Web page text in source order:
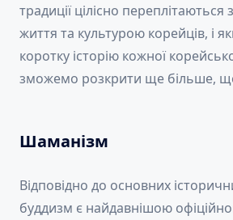
традиції цілісно переплітаються
життя та культурою корейців, і
коротку історію кожної
зможемо розкрити ще більше,
Шаманізм
Відповідно до основних
буддизм є найдавнішою